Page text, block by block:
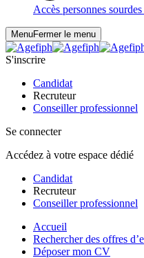
Accès personnes
MenuFermer le menu
S'inscrire
Candidat
Recruteur
Conseiller professionnel
Se connecter
Accédez à votre espace dédié
Candidat
Recruteur
Conseiller professionnel
Accueil
Rechercher des offres
Déposer mon CV